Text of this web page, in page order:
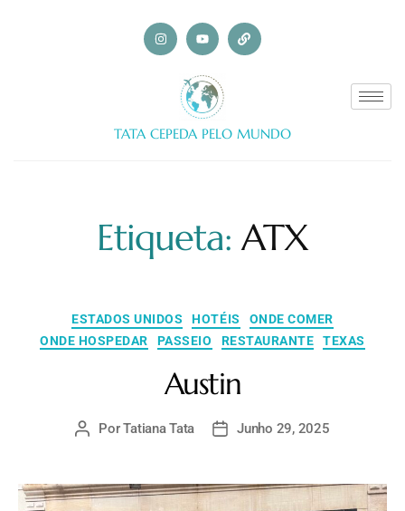
TATA CEPEDA PELO MUNDO
Etiqueta: ATX
ESTADOS UNIDOS HOTÉIS
ONDE COMER
ONDE HOSPEDAR
PASSEIO RESTAURANTE TEXAS
Austin
PorTatiana Tata Junho 29, 2025